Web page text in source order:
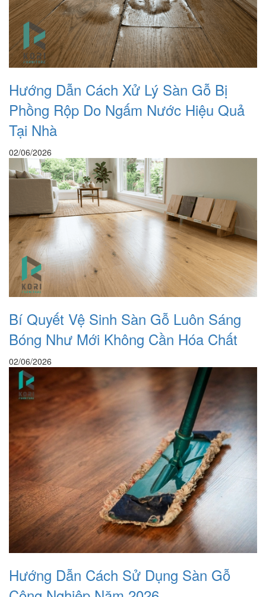
Hướng Dẫn Cách Xử Lý Sàn Gỗ Bị
Phồng Rộp Do Ngấm Nước Hiệu Quả
Tại Nhà
02/06/2026
Bí Quyết Vệ Sinh Sàn Gỗ Luôn Sáng
Bóng Như Mới Không Cần Hóa Chất
02/06/2026
Hướng Dẫn Cách Sử Dụng Sàn Gỗ